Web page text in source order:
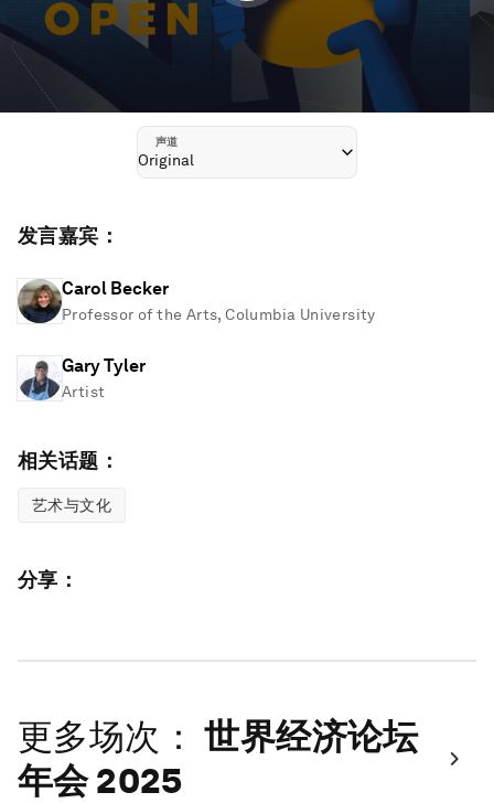
声道
Original
发言嘉宾：
Carol Becker
Professor of the Arts, Columbia University
Gary Tyler
Artist
相关话题：
艺术与文化
分享：
更多场次： 世界经济论坛
年会 2025